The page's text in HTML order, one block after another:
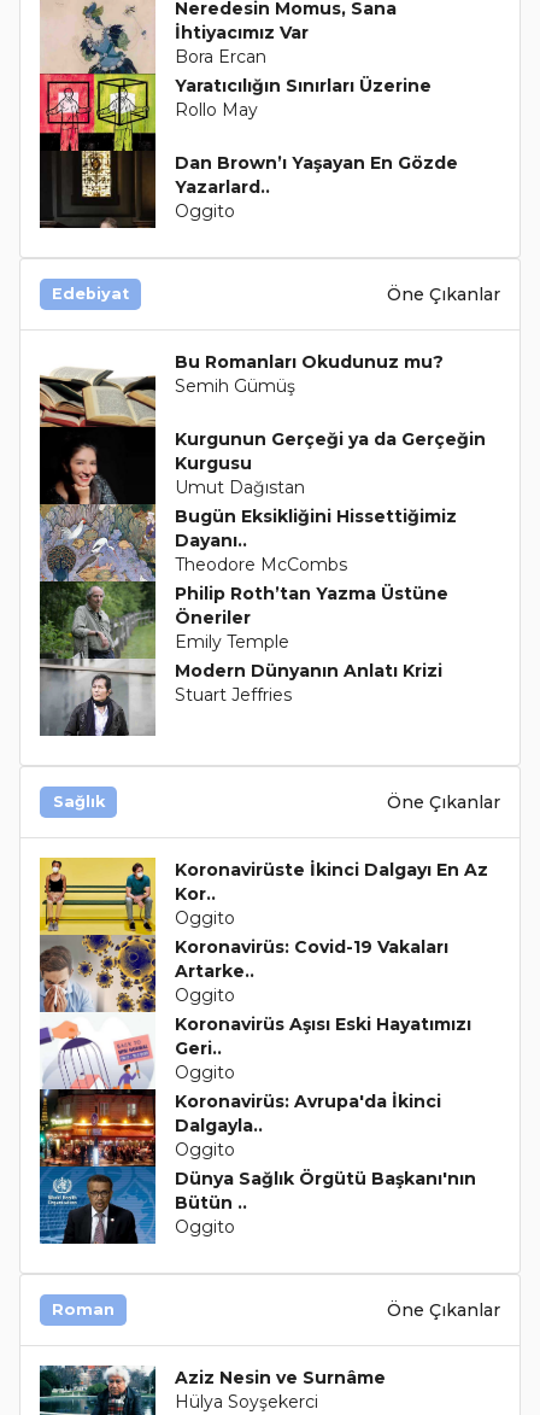
Neredesin Momus, Sana
İhtiyacımız Var
Bora Ercan
Yaratıcılığın Sınırları Üzerine
Rollo May
Dan Brown’ı Yaşayan En Gözde
Yazarlard..
Oggito
Edebiyat Öne Çıkanlar
Bu Romanları Okudunuz mu?
Semih Gümüş
Kurgunun Gerçeği ya da Gerçeğin
Kurgusu
Umut Dağıstan
Bugün Eksikliğini Hissettiğimiz
Dayanı..
Theodore McCombs
Philip Roth’tan Yazma Üstüne
Öneriler
Emily Temple
Modern Dünyanın Anlatı Krizi
Stuart Jeffries
Sağlık Öne Çıkanlar
Koronavirüste İkinci Dalgayı En Az
Kor..
Oggito
Koronavirüs: Covid-19 Vakaları
Artarke..
Oggito
Koronavirüs Aşısı Eski Hayatımızı
Geri..
Oggito
Koronavirüs: Avrupa'da İkinci
Dalgayla..
Oggito
Dünya Sağlık Örgütü Başkanı'nın
Bütün ..
Oggito
Roman Öne Çıkanlar
Aziz Nesin ve Surnâme
Hülya Soyşekerci